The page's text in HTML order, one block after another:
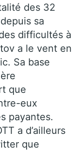
des 32
sa
difficultés à
a le vent en
Sa base
que
eux
payantes.
a d’ailleurs
que